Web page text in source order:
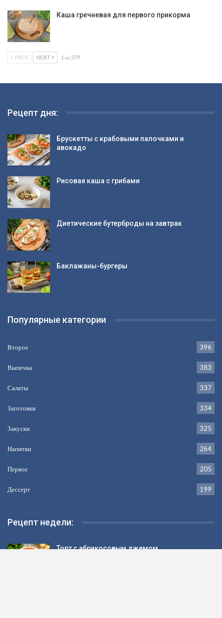
Каша гречневая для первого прикорма
PREV NEXT 1 из 579
Рецепт дня:
Брускетты с крабовыми палочками и
авокадо
Рисовая каша с грибами
Диетические бутерброды на завтрак
Баклажаны-бургеры
Популярные категории
Второе 396
Выпечка 383
Салаты 337
Заготовки 334
Закуски 325
Напитки 264
Первое 205
Дессерт 199
Рецепт недели:
Торт с абрикосовым джемом